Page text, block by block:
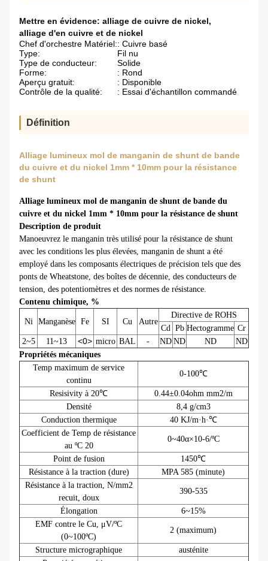
Mettre en évidence: alliage de cuivre de nickel,
alliage d'en cuivre et de nickel
Chef d'orchestre Matériel:: Cuivre basé
Type:
Fil nu
Type de conducteur:
Solide
Forme:
: Rond
Aperçu gratuit:
: Disponible
Contrôle de la qualité:
: Essai d'échantillon commandé
Définition
Alliage lumineux mol de manganin de shunt de bande
du cuivre et du nickel 1mm * 10mm pour la résistance
de shunt
Alliage lumineux mol de manganin de shunt de bande du
cuivre et du nickel 1mm * 10mm pour la résistance de shunt
Description de produit
Manoeuvrez le manganin très utilisé pour la résistance de shunt
avec les conditions les plus élevées, manganin de shunt a été
employé dans les composants électriques de précision tels que des
ponts de Wheatstone, des boîtes de décennie, des conducteurs de
tension, des potentiomètres et des normes de résistance.
Contenu chimique, %
Ni Manganèse Fe SI Cu Autre
Directive de ROHS
Cd Pb Hectogramme Cr
2~5
11~13 <0> micro BAL - ND ND ND
ND
Propriétés mécaniques
Temp maximum de service
continu
0-100℃
Resisivity à 20℃
0.44±0.04ohm mm2/m
Densité
8,4 g/cm3
Conduction thermique
40 KJ/m·h·℃
Coefficient de Temp de résistance
au ºC 20
0~40α×10-6/ºC
Point de fusion
1450℃
Résistance à la traction (dure)
MPA 585 (minute)
Résistance à la traction, N/mm2
recuit, doux
390-535
Élongation
6~15%
EMF contre le Cu, μV/ºC
(0~100ºC)
2 (maximum)
Structure micrographique
austénite